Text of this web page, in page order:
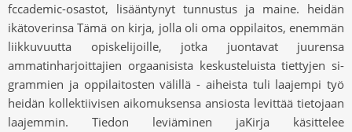
fccademic-osastot, lisääntynyt tunnustus ja maine. heidän
ikätoverinsa Tämä on kirja, jolla oli oma oppilaitos, enemmän
liikkuvuutta opiskelijoille, jotka juontavat juurensa
ammatinharjoittajien orgaanisista keskusteluista tiettyjen si-
grammien ja oppilaitosten välillä - aiheista tuli laajempi työ
heidän kollektiivisen aikomuksensa ansiosta levittää tietojaan
laajemmin. Tiedon leviäminen jaKirja käsittelee